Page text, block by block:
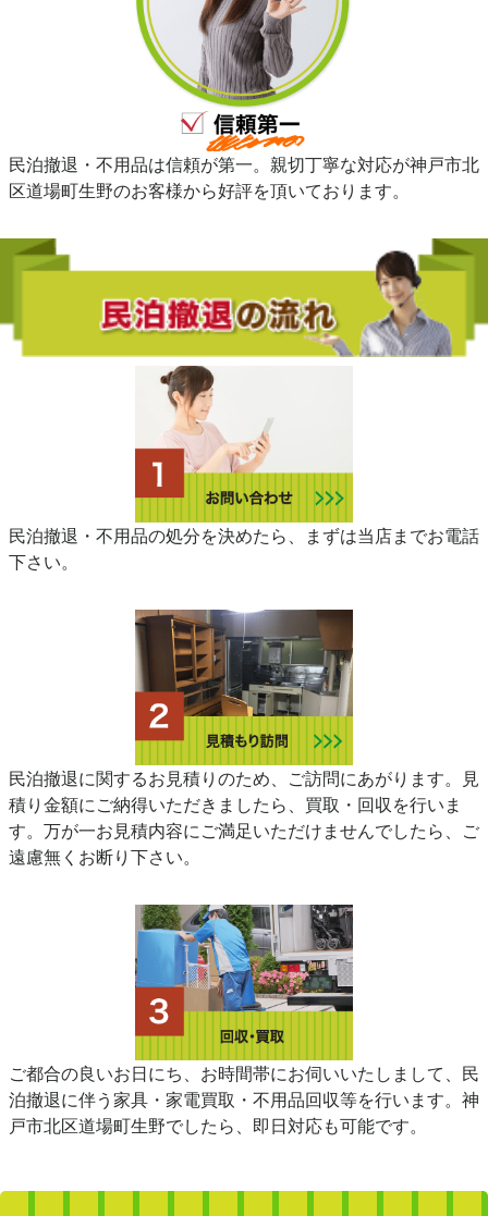
民泊撤退・不用品は信頼が第一。親切丁寧な対応が神戸市北
区道場町生野のお客様から好評を頂いております。
民泊撤退・不用品の処分を決めたら、まずは当店までお電話
下さい。
民泊撤退に関するお見積りのため、ご訪問にあがります。見
積り金額にご納得いただきましたら、買取・回収を行いま
す。万が一お見積内容にご満足いただけませんでしたら、ご
遠慮無くお断り下さい。
ご都合の良いお日にち、お時間帯にお伺いいたしまして、民
泊撤退に伴う家具・家電買取・不用品回収等を行います。神
戸市北区道場町生野でしたら、即日対応も可能です。